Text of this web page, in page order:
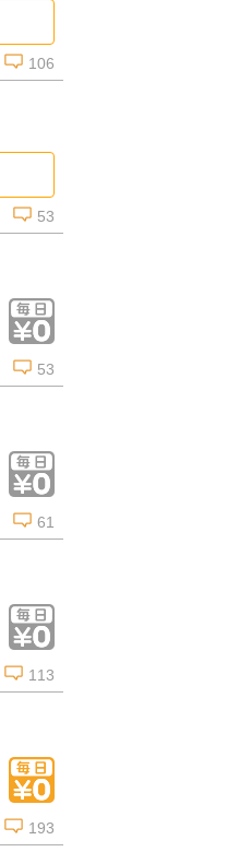
106
53
53
61
113
193